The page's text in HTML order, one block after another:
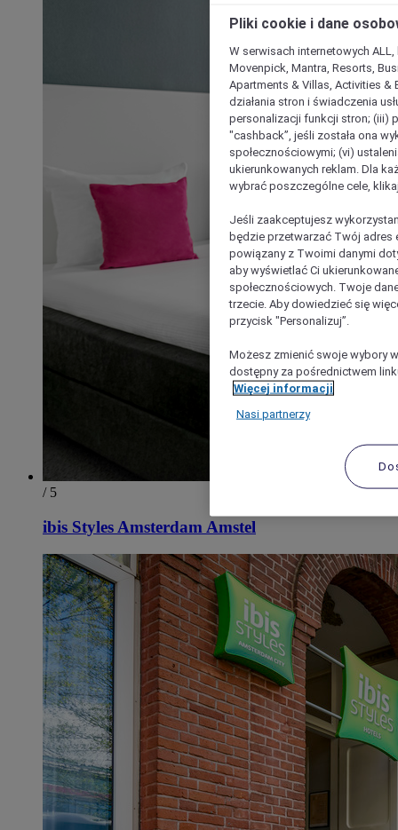
/ 5
ibis Styles Amsterdam Amstel
Pliki cookie i dane
W serwisach internetowych
Movenpick, Mantra, Resorts,
Apartments & Villas, Activities &
działania stron i świadczenia
personalizacji funkcji stron; (iii)
"cashback”, jeśli została ona
społecznościowymi; (vi)
ukierunkowanych reklam. Dla
wybrać poszczególne cele,
Jeśli zaakceptujesz
będzie przetwarzać Twój adres
powiązany z Twoimi danymi
aby wyświetlać Ci
społecznościowych. Twoje
trzecie. Aby dowiedzieć się
przycisk "Personalizuj”.
Możesz zmienić swoje wybory
dostępny za pośrednictwem
Więcej informacji
Nasi partnerzy